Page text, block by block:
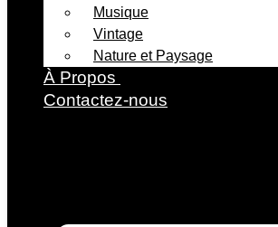
Musique
Vintage
Nature et Paysage
À Propos ​
Contactez-nous